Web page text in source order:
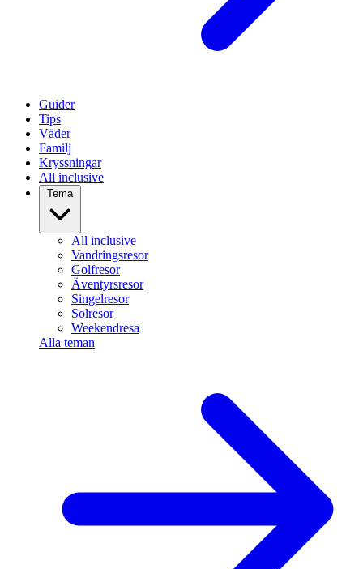
Guider
Tips
Väder
Familj
Kryssningar
All inclusive
Tema
All inclusive
Vandringsresor
Golfresor
Äventyrsresor
Singelresor
Solresor
Weekendresa
Alla teman